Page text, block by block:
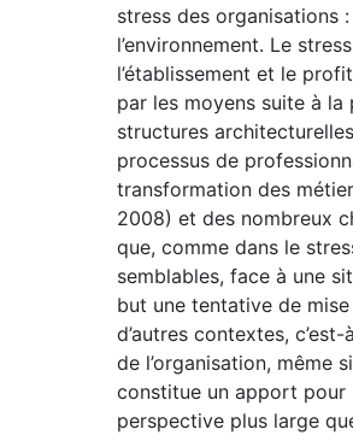
stress des organisations
l’environnement. Le
l’établissement et le
par les moyens suite à
structures
processus de
transformation des
2008) et des nombreux
que, comme dans le
semblables, face à une
but une tentative de
d’autres contextes,
de l’organisation, même
constitue un apport pour
perspective plus large